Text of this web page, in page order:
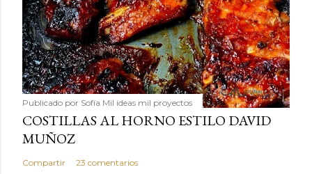
Publicado por Sofía Mil ideas mil proyectos
COSTILLAS AL HORNO ESTILO DAVID
MUÑOZ
Compartir 23 comentarios